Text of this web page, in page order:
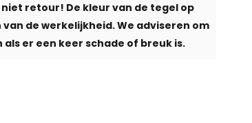
retour! De kleur van de tegel op
de werkelijkheid. We adviseren om
er een keer schade of breuk is.